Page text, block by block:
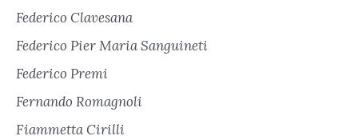
Federico Clavesana
Federico Pier Maria Sanguineti
Federico Premi
Fernando Romagnoli
Fiammetta Cirilli